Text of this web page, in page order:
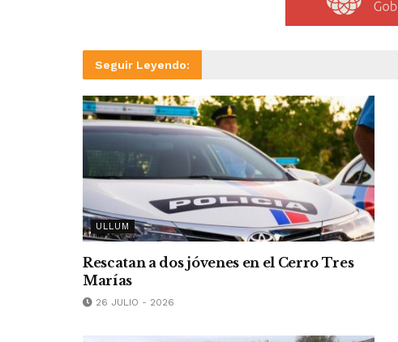
Seguir Leyendo:
ULLUM
Rescatan a dos jóvenes en el Cerro Tres
Marías
26 JULIO - 2026